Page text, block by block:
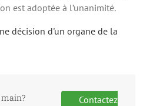
est adoptée à l’unanimité.
décision d'un organe de la
main?
Contactez